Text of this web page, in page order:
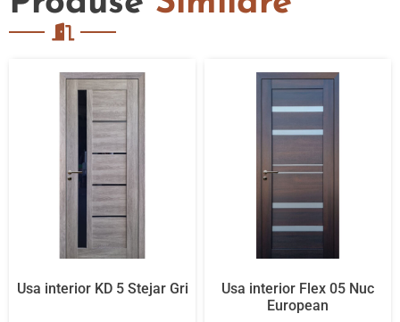
Usa interior KD 5 Stejar Gri
Usa interior Flex 05 Nuc
European